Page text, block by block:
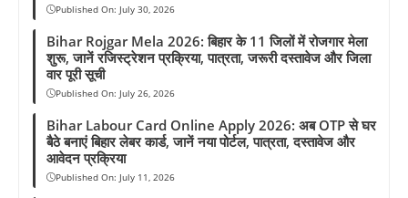
Published On: July 30, 2026
Bihar Rojgar Mela 2026: बिहार के 11 जिलों में रोजगार मेला
शुरू, जानें रजिस्ट्रेशन प्रक्रिया, पात्रता, जरूरी दस्तावेज और जिला
वार पूरी सूची
Published On: July 26, 2026
Bihar Labour Card Online Apply 2026: अब OTP से घर
बैठे बनाएं बिहार लेबर कार्ड, जानें नया पोर्टल, पात्रता, दस्तावेज और
आवेदन प्रक्रिया
Published On: July 11, 2026